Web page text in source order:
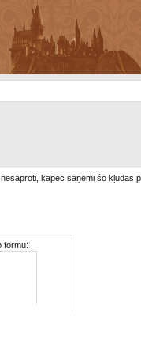
kāpēc saņēmi šo kļūdas
formu: